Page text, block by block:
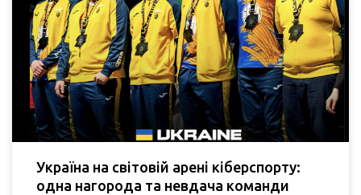
Україна на світовій арені кіберспорту:
одна нагорода та невдача команди